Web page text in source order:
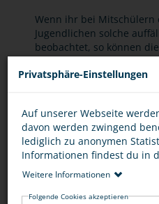
Wenn ihr bei Mitschülern
Jugendlichen solche
beobachtet, so können
Hinweise auf
sollte man solche
EURE FRAGEN
Privatsphäre-Einstellungen
Auf unserer Webseite
davon werden zwingend
lediglich zu anonymen
Informationen findest du in
Weitere Informationen
Folgende Cookies akzeptieren